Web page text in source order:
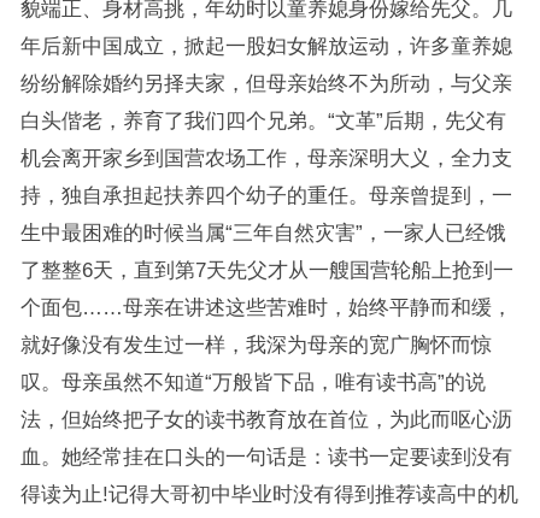
貌端正、身材高挑，年幼时以童养媳身份嫁给先父。几
年后新中国成立，掀起一股妇女解放运动，许多童养媳
纷纷解除婚约另择夫家，但母亲始终不为所动，与父亲
白头偕老，养育了我们四个兄弟。“文革”后期，先父有
机会离开家乡到国营农场工作，母亲深明大义，全力支
持，独自承担起扶养四个幼子的重任。母亲曾提到，一
生中最困难的时候当属“三年自然灾害”，一家人已经饿
了整整6天，直到第7天先父才从一艘国营轮船上抢到一
个面包……母亲在讲述这些苦难时，始终平静而和缓，
就好像没有发生过一样，我深为母亲的宽广胸怀而惊
叹。母亲虽然不知道“万般皆下品，唯有读书高”的说
法，但始终把子女的读书教育放在首位，为此而呕心沥
血。她经常挂在口头的一句话是：读书一定要读到没有
得读为止!记得大哥初中毕业时没有得到推荐读高中的机